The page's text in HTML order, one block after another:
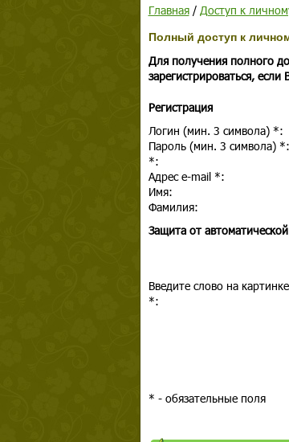
Главная/ Доступ к
Полный доступ к
Для получения полного
зарегистрироваться,
Регистрация
Логин (мин. 3 символа) *:
Пароль (мин. 3 символа) *:
*:
Адрес e-mail *:
Имя:
Фамилия:
Защита от
Введите слово на картинке
*:
* - обязательные поля